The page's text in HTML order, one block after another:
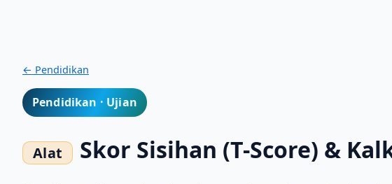
← Pendidikan
Pendidikan · Ujian
Skor Sisihan (T-Score) &